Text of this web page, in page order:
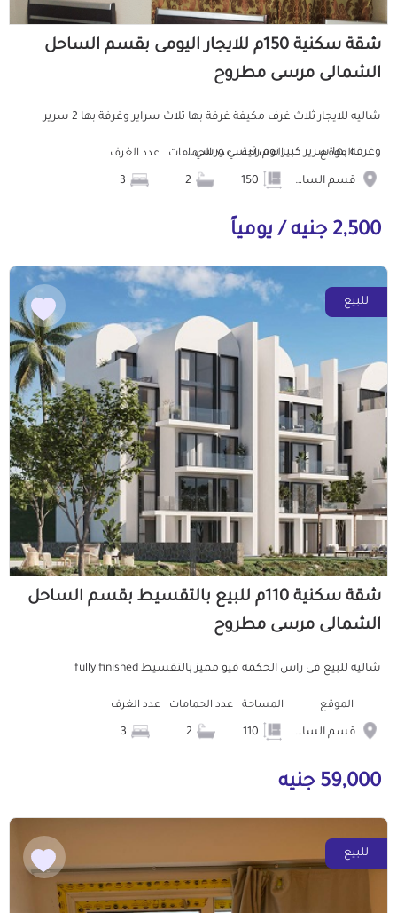
شقة سكنية 150م للايجار اليومى بقسم الساحل
الشمالى مرسى مطروح
شاليه للايجار ثلاث غرف مكيفة غرفة بها ثلاث سراير وغرفة بها 2 سرير
وغرفة بها سرير كبير نوم رئيسي ورسي...
الموقع
قسم الساحل الشمالى
المساحة عدد الحمامات عدد الغرف
2,500 جنيه / يومياً
للبيع
شقة سكنية 110م للبيع بالتقسيط بقسم الساحل
الشمالى مرسى مطروح
شاليه للبيع فى راس الحكمه فيو مميز بالتقسيط fully finished
الموقع
قسم الساحل الشمالى
المساحة عدد الحمامات عدد الغرف
59,000 جنيه
للبيع